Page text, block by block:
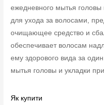
ежедневного мытья головы
для ухода за волосами,
очищающее средство и
обеспечивает волосам
ему здорового вида за
мытья головы и укладки
Як купити